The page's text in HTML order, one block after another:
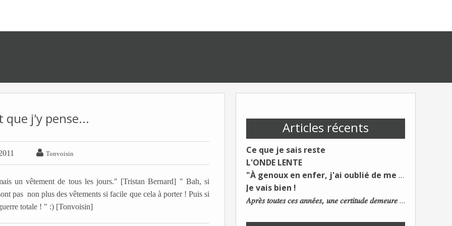
Articles récents
Ce que je sais reste
L'ONDE LENTE
"À genoux en enfer, j'ai oublié de me taire"
Je vais bien !
𝐴𝑝𝑟𝑒̀𝑠 𝑡𝑜𝑢𝑡𝑒𝑠 𝑐𝑒𝑠 𝑎𝑛𝑛𝑒́𝑒𝑠, 𝑢𝑛𝑒 𝑐𝑒𝑟𝑡𝑖𝑡𝑢𝑑𝑒 𝑑𝑒𝑚𝑒𝑢𝑟𝑒 : 𝐿𝑒 𝑚𝑜𝑛𝑑𝑒 𝑑𝑢 𝑡𝑟𝑎𝑣𝑎𝑖𝑙 𝑐ℎ𝑎𝑛𝑔𝑒. 𝐿𝑒𝑠 𝑐𝑜𝑛𝑠 𝑠'𝑎𝑑𝑎𝑝𝑡𝑒𝑛𝑡 :)
que j'y pense...
 Tonvoisin
un vêtement de tous les jours." [Tristan Bernard] " Bah, si
pas non plus des vêtements si facile que cela à porter ! Puis si
totale ! " :) [Tonvoisin]